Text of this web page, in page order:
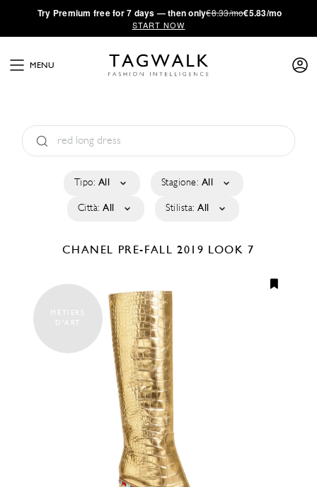
·Try Premium free for 7 days — then only€8.33/mo€5.83/mo
START NOW
MENU
Tipo: All Stagione: All
Città: All Stilista: All
CHANEL PRE-FALL 2019 LOOK 7
MÉTIERS
D'ART